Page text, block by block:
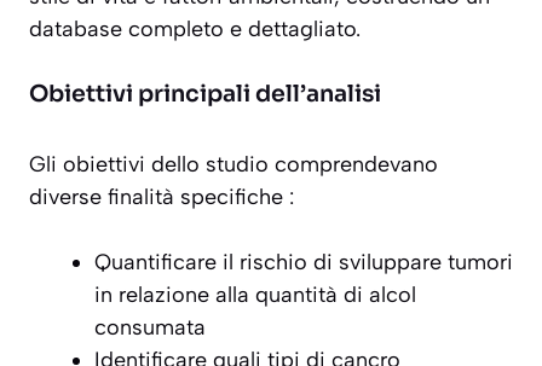
database completo e dettagliato.
Obiettivi principali dell’analisi
Gli obiettivi dello studio comprendevano
diverse finalità specifiche :
Quantificare il rischio di sviluppare tumori
in relazione alla quantità di alcol
consumata
Identificare quali tipi di cancro